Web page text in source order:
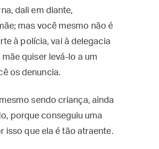
dali em diante,
mas você mesmo não é
à polícia, vai à delegacia
quiser levá-lo a um
os denuncia.
sendo criança, ainda
porque conseguiu uma
isso que ela é tão atraente.